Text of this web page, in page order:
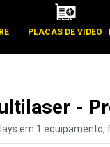
PLACAS DE VIDEO
-
em 1 equipamento,